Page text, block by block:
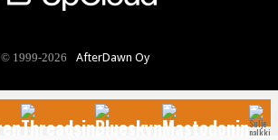
© 1999-2026 AfterDawn Oy